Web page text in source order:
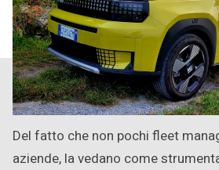
Del fatto che non pochi fleet
aziende, la vedano come